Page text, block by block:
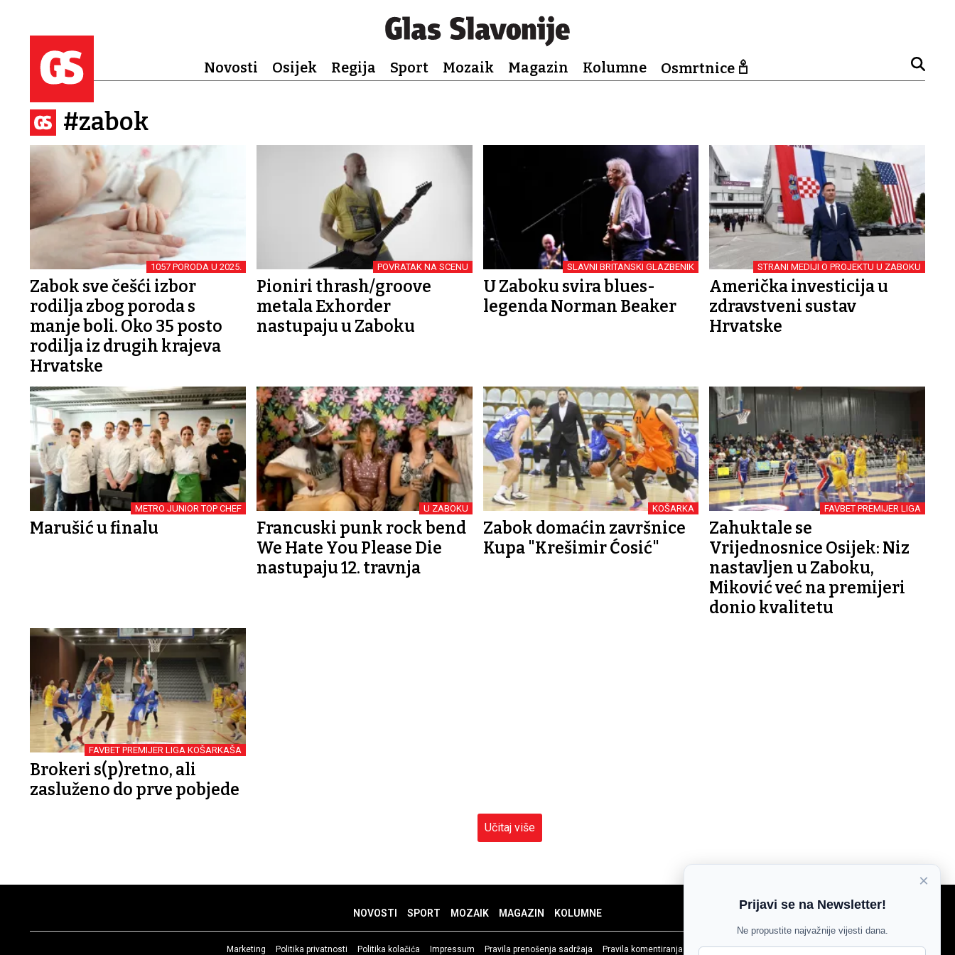
Novosti Osijek Regija Sport Mozaik Magazin Kolumne Osmrtnice
#zabok
1057 PORODA U 2025.
Zabok sve češći izbor
rodilja zbog poroda s
manje boli. Oko 35 posto
rodilja iz drugih krajeva
Hrvatske
POVRATAK NA SCENU
Pioniri thrash/groove
metala Exhorder
nastupaju u Zaboku
SLAVNI BRITANSKI GLAZBENIK
U Zaboku svira blues-
legenda Norman Beaker
STRANI MEDIJI O PROJEKTU U ZABOKU
Američka investicija u
zdravstveni sustav
Hrvatske
METRO JUNIOR TOP CHEF
Marušić u finalu
U ZABOKU
Francuski punk rock bend
We Hate You Please Die
nastupaju 12. travnja
KOŠARKA
Zabok domaćin završnice
Kupa "Krešimir Ćosić"
FAVBET PREMIJER LIGA
Zahuktale se
Vrijednosnice Osijek: Niz
nastavljen u Zaboku,
Miković već na premijeri
donio kvalitetu
FAVBET PREMIJER LIGA KOŠARKAŠA
Brokeri s(p)retno, ali
zasluženo do prve pobjede
Učitaj više
NOVOSTI SPORT MOZAIK MAGAZIN KOLUMNE
Marketing Politika privatnosti Politika kolačića Impressum Pravila prenošenja sadržaja Pravila komentiranja Agroglas
×
Prijavi se na Newsletter!
Ne propustite najvažnije vijesti dana.